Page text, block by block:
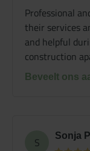
Professional
their services
and helpful
construction
Beveelt ons
S Sonja